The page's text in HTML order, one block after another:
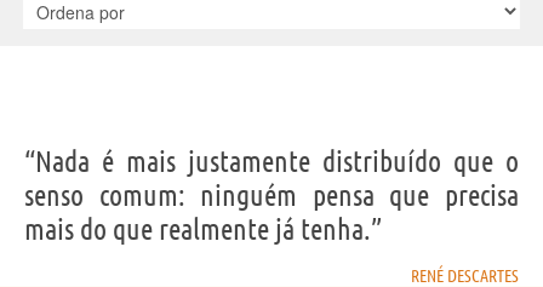
“Nada é mais justamente distribuído que o
senso comum: ninguém pensa que precisa
mais do que realmente já tenha.”
RENÉ DESCARTES